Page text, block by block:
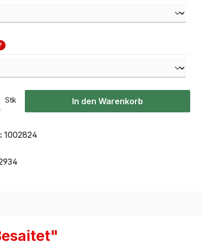
den gewünschten Wert ein oder benutze die Schaltflächen
Stk In den Warenkorb
1002824